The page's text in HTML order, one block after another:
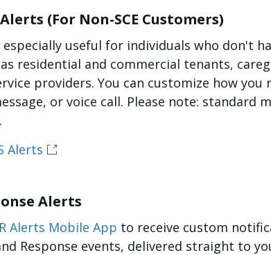
Alerts (For Non-SCE Customers)
useful for individuals who don't
residential and commercial tenants,
providers. You can customize how you
or voice call. Please note: standard
Alerts
Alerts
Alerts Mobile App to receive custom
Response events, delivered straight to